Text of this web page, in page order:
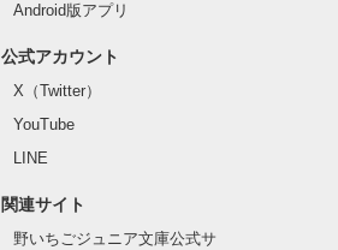
Android版アプリ
公式アカウント
X（Twitter）
YouTube
LINE
関連サイト
野いちごジュニア文庫公式サ